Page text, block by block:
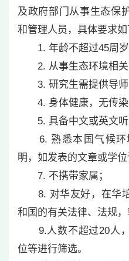
及政府部门从事生态保
和管理人员，具体要求如
1. 年龄不超过45周岁
2. 从事生态环境相关
3. 研究生需提供导师
4. 身体健康，无传染
5. 具备中文或英文听
6. 熟悉本国气候环
明，如发表的文章或学位
7. 不携带家属；
8. 对华友好，在华培
和国的有关法律、法规，
9.人数不超过20人，
位等进行筛选。